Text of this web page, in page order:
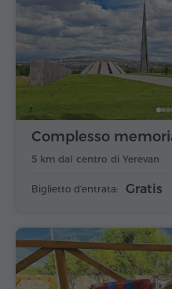
5 km dal centro di Yerevan
Complesso
Biglietto d'entrata: Gratis